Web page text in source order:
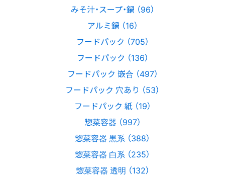
みそ汁・スープ・鍋 （96）
アルミ鍋 （16）
フードパック （705）
フードパック （136）
フードパック 嵌合 （497）
フードパック 穴あり （53）
フードパック 紙 （19）
惣菜容器 （997）
惣菜容器 黒系 （388）
惣菜容器 白系 （235）
惣菜容器 透明 （132）